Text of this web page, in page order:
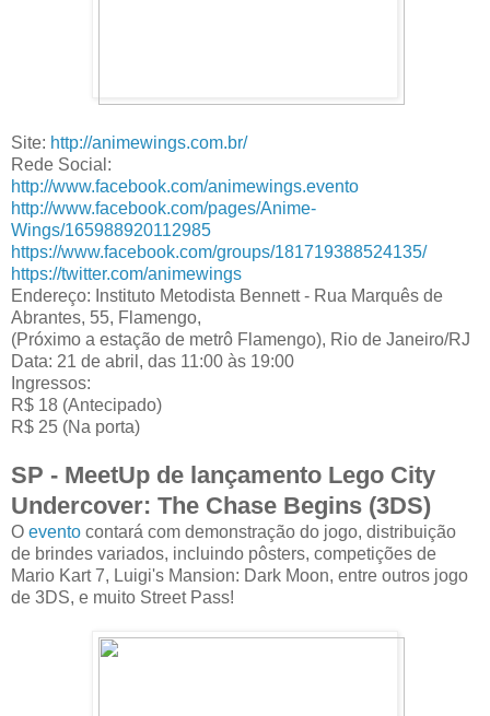
Site: http://animewings.com.br/
Rede Social:
http://www.facebook.com/animewings.evento
http://www.facebook.com/pages/Anime-
Wings/165988920112985
https://www.facebook.com/groups/181719388524135/
https://twitter.com/animewings
Endereço: Instituto Metodista Bennett - Rua Marquês de
Abrantes, 55, Flamengo,
(Próximo a estação de metrô Flamengo), Rio de Janeiro/RJ
Data: 21 de abril, das 11:00 às 19:00
Ingressos:
R$ 18 (Antecipado)
R$ 25 (Na porta)
SP - MeetUp de lançamento Lego City
Undercover: The Chase Begins (3DS)
O evento contará com demonstração do jogo, distribuição
de brindes variados, incluindo pôsters, competições de
Mario Kart 7, Luigi's Mansion: Dark Moon, entre outros jogo
de 3DS, e muito Street Pass!